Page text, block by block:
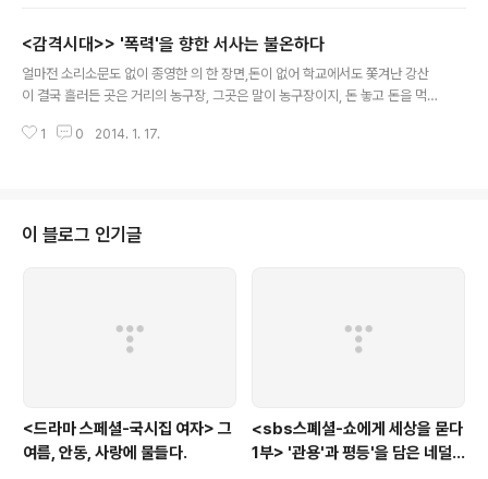
지는 것만 같았다. 처음뵌 박광옥, 김복임 어르신들게 다짜고짜 ‘아빠, 엄마’ 할
때만 해도, 무리수란 생각마저도 들었다. 심지어, 스튜디오 예능만 하던 김구라
에, 김민종, 김재원에 서장훈, 이하늬의 조합은 그 시너지를 감히 예측하기 힘들
<감격시대>> '폭력'을 향한 서사는 불온하다
얼마전 소리소문도 없이 종영한 의 한 장면,돈이 없어 학교에서도 쫓겨난 강산
이 결국 흘러든 곳은 거리의 농구장, 그곳은 말이 농구장이지, 돈 놓고 돈을 먹는
것이라도 가능한 싸움판이었다. 그곳에서 강산은 자신이 세상에서 버림받은 울
두들겨 맞고 쓰러진 사람과, 그런 광경을 보고 질타하는 어머니, 그리고 진짜 농
구를 해보고 싶다는 열망, 한 여인에 대한 사랑 등이 결국 그로 하여금 편법으로
1 0 2014. 1. 17.
이 블로그 인기글
<드라마 스페셜-국시집 여자> 그
여름, 안동, 사랑에 물들다.
<sbs스폐셜-쇼에게 세상을 묻다
1부> '관용'과 평등'을 담은 네덜